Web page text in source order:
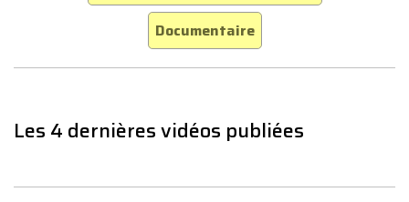
Documentaire
Les 4 dernières vidéos publiées